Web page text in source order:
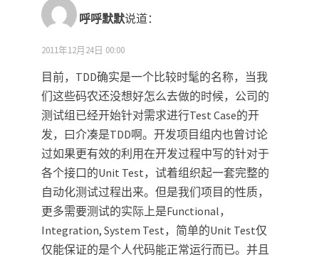
呼呼默默说道：
2011年12月24日 00:00
目前，TDD确实是一个比较时髦的名称，当我
们这些码农还没想好怎么去做的时候，公司的
测试组已经开始针对需求进行Test Case的开
发，曰介凑是TDD啊。开发项目组内也曾讨论
过如果更有效的利用在开发过程中写的针对于
各个接口的Unit Test，试着组织起一套完整的
自动化测试过程出来。但是我们项目的性质，
更多需要测试的实际上是Functional，
Integration, System Test，简单的Unit Test仅
仅能保证的是个人代码能正常运行而已。并且